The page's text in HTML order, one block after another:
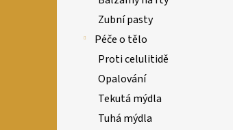
Zubní pasty
Péče o tělo
Proti celulitidě
Opalování
Tekutá mýdla
Tuhá mýdla